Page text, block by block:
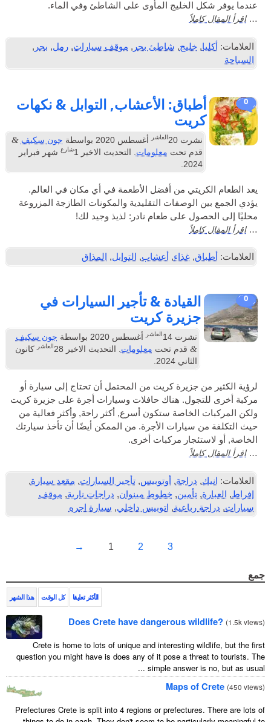
الخليج المأوى على الشاطئ وفي الماء.
خليج,شاطئ بحر ,موقف سيارات, رمل,بحر,
أطباق: الأعشاب, التوابل & نكهات
كريت
نشرت20العاشرأغسطس 2020 بواسطةجون سكيف &
معلومات. التحديث الاخير1 شارع شهر فبراير
من أفضل الأطعمة في أي مكان في العالم.
الوصفات التقليدية والمكونات الطازجة المزروعة
على طعام نادر: لذيذ وجيد لك!
غذاء,أعشاب,التوابل, المذاق
القيادة & تأجير السيارات في
جزيرة كريت
نشرت 14العاشر أغسطس 2020 بواسطةجون سكيف
معلومات. التحديث الاخير28 العاشر كانون
جزيرة كريت من المحتمل أن تحتاج إلى سيارة أو
هناك حافلات وسيارات أجرة على جزيرة كريت
الخاصة ستكون أسرع, أكثر راحة, وأكثر فعالية من
سيارات الأجرة. من الممكن أيضًا أن تأخذ سيارتك
مركبات أخرى.
دراجة,أوتوبيس, تأجير السيارات ,مقعد سيارة,
تأمين,خطوط مينوان,دراجات نارية,موقف
رباعية ,اتوبيس داخلي,سيارة اجره
1
→
هذا الشهر
Does Crete have dangerous
Crete is home to lots of unique and interesting
question you might have is does any of it pose a
simple answer is
Maps of
Prefectures Crete is split into 4 regions or